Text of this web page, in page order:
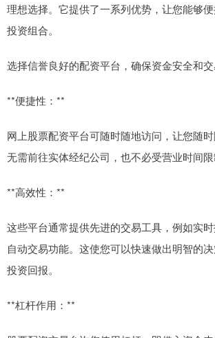
理想选择。它提供了一系列优势，让您能够
投资组合。
选择信誉良好的配资平台，确保资金安全和交
**便捷性：**
网上股票配资平台可随时随地访问，让您随
无需前往实体经纪公司，也不必受营业时间限
**高效性：**
这些平台通常提供先进的交易工具，例如实
自动交易功能。这使您可以快速做出明智的
投资回报。
**杠杆作用：**